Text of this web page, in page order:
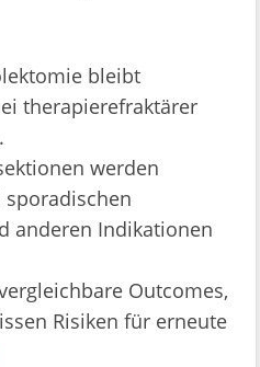
bleibt
therapierefraktärer
werden
anderen Indikationen
Outcomes,
Risiken für erneute